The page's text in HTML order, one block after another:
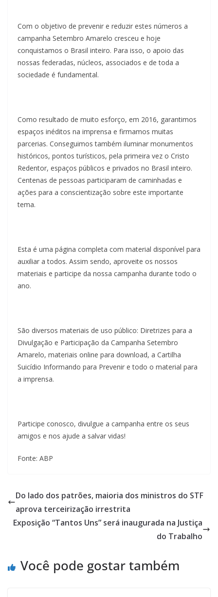
Com o objetivo de prevenir e reduzir estes números a
campanha Setembro Amarelo cresceu e hoje
conquistamos o Brasil inteiro. Para isso, o apoio das
nossas federadas, núcleos, associados e de toda a
sociedade é fundamental.
Como resultado de muito esforço, em 2016, garantimos
espaços inéditos na imprensa e firmamos muitas
parcerias. Conseguimos também iluminar monumentos
históricos, pontos turísticos, pela primeira vez o Cristo
Redentor, espaços públicos e privados no Brasil inteiro.
Centenas de pessoas participaram de caminhadas e
ações para a conscientização sobre este importante
tema.
Esta é uma página completa com material disponível para
auxiliar a todos. Assim sendo, aproveite os nossos
materiais e participe da nossa campanha durante todo o
ano.
São diversos materiais de uso público: Diretrizes para a
Divulgação e Participação da Campanha Setembro
Amarelo, materiais online para download, a Cartilha
Suicídio Informando para Prevenir e todo o material para
a imprensa.
Participe conosco, divulgue a campanha entre os seus
amigos e nos ajude a salvar vidas!
Fonte: ABP
Do lado dos patrões, maioria dos ministros do STF
aprova terceirização irrestrita
Exposição “Tantos Uns” será inaugurada na Justiça
do Trabalho
Você pode gostar também